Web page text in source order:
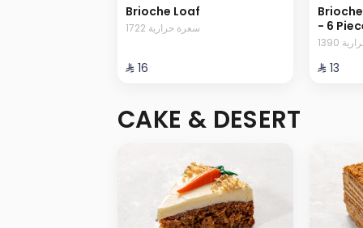
Brioche Loaf
1722 سعرة حرارية
⁨⁦‪‬ 16⁩
- 6
⁨⁦‪‬ 13⁩
CAKE & DESERT